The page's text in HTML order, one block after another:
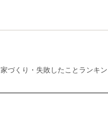
家づくり・失敗したことランキ